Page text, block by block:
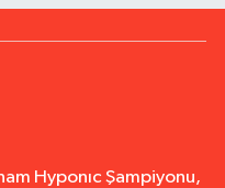
Hyponıc Şampiyonu,